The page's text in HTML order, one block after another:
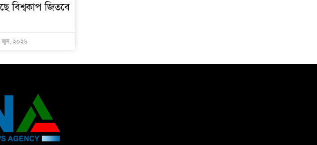
বিশ্বকাপ জিতবে
জুন, ২০২৬